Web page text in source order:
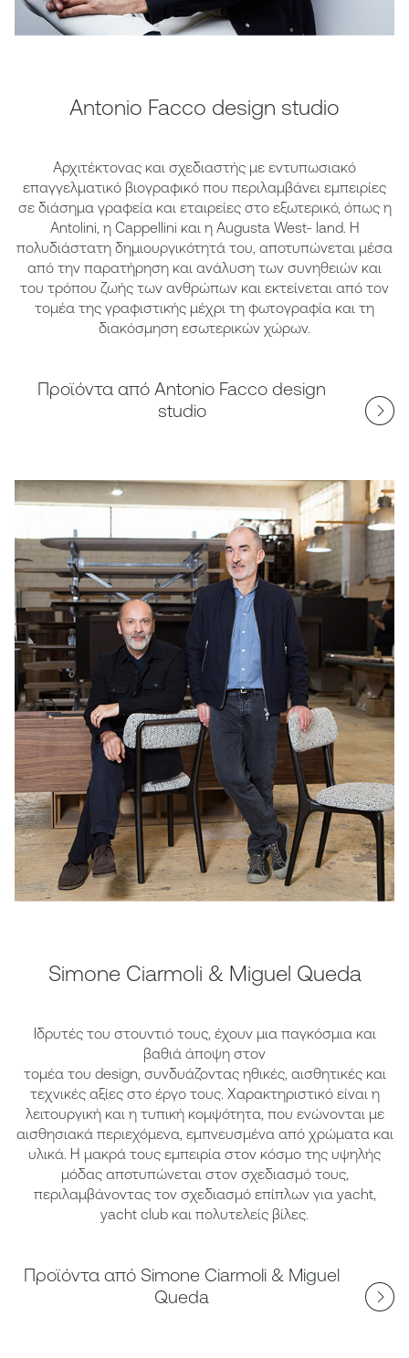
Antonio Facco design studio
Αρχιτέκτονας και σχεδιαστής με εντυπωσιακό
επαγγελματικό βιογραφικό που περιλαμβάνει εμπειρίες
σε διάσημα γραφεία και εταιρείες στο εξωτερικό, όπως η
Antolini, η Cappellini και η Augusta West- land. Η
πολυδιάστατη δημιουργικότητά του, αποτυπώνεται μέσα
από την παρατήρηση και ανάλυση των συνηθειών και
του τρόπου ζωής των ανθρώπων και εκτείνεται από τον
τομέα της γραφιστικής μέχρι τη φωτογραφία και τη
διακόσμηση εσωτερικών χώρων.
Προϊόντα από Antonio Facco design
studio
Simone Ciarmoli & Miguel Queda
Ιδρυτές του στουντιό τους, έχουν μια παγκόσμια και
βαθιά άποψη στον
τομέα του design, συνδυάζοντας ηθικές, αισθητικές και
τεχνικές αξίες στο έργο τους. Χαρακτηριστικό είναι η
λειτουργική και η τυπική κομψότητα, που ενώνονται με
αισθησιακά περιεχόμενα, εμπνευσμένα από χρώματα και
υλικά. Η μακρά τους εμπειρία στον κόσμο της υψηλής
μόδας αποτυπώνεται στον σχεδιασμό τους,
περιλαμβάνοντας τον σχεδιασμό επίπλων για yacht,
yacht club και πολυτελείς βίλες.
Προϊόντα από Simone Ciarmoli & Miguel
Queda